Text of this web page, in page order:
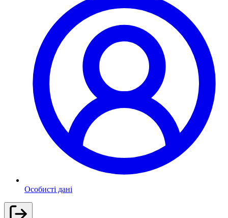
Особисті дані